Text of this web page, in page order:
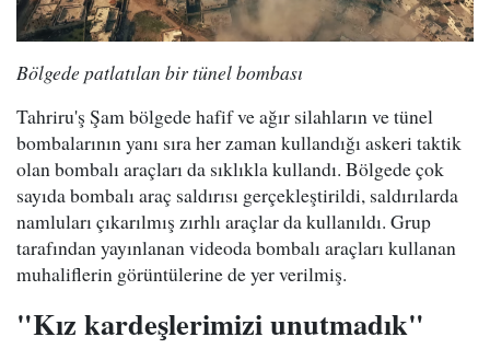
Bölgede patlatılan bir tünel bombası
Tahriru'ş Şam bölgede hafif ve ağır silahların ve tünel
bombalarının yanı sıra her zaman kullandığı askeri taktik
olan bombalı araçları da sıklıkla kullandı. Bölgede çok
sayıda bombalı araç saldırısı gerçekleştirildi, saldırılarda
namluları çıkarılmış zırhlı araçlar da kullanıldı. Grup
tarafından yayınlanan videoda bombalı araçları kullanan
muhaliflerin görüntülerine de yer verilmiş.
"Kız kardeşlerimizi unutmadık"